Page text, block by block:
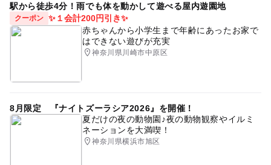
https://bit.ly/30cbi9n
感染症対策、参加される場合の注意事項をご確認の上、お
https://bit.ly/2x5g7qD
＝＝＝＝＝＝＝＝＝＝＝＝＝＝＝＝＝＝＝＝
駅から徒歩4分！雨でも体を動かして遊べる屋内遊園地
クーポン ✨１会計200円引き✨
赤ちゃんから小学生まで年齢にあったお家で
はできない遊びが充実
神奈川県川崎市中原区
8月限定 『ナイトズーラシア2026』を開催！
夏だけの夜の動物園♪夜の動物観察やイルミ
ネーションを大満喫！
神奈川県横浜市旭区